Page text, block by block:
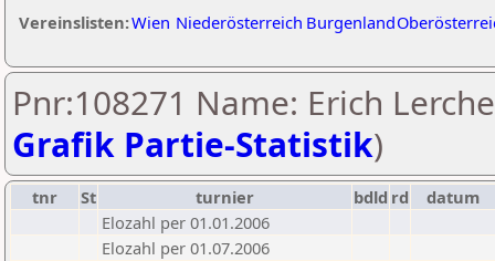
Vereinslisten:Wien Niederösterreich Burgenland
Pnr:108271 Name: Erich
Grafik Partie-Statistik)
tnr St turnier bdld rd
datum
Elozahl per 01.01.2006
Elozahl per 01.07.2006